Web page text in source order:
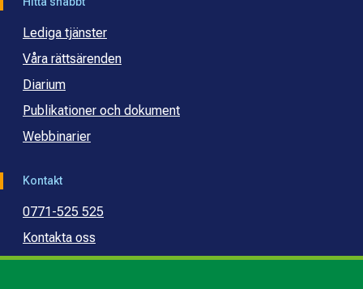
Lediga tjänster
Våra rättsärenden
Diarium
Publikationer och dokument
Webbinarier
Kontakt
0771-525 525
Kontakta oss
Press